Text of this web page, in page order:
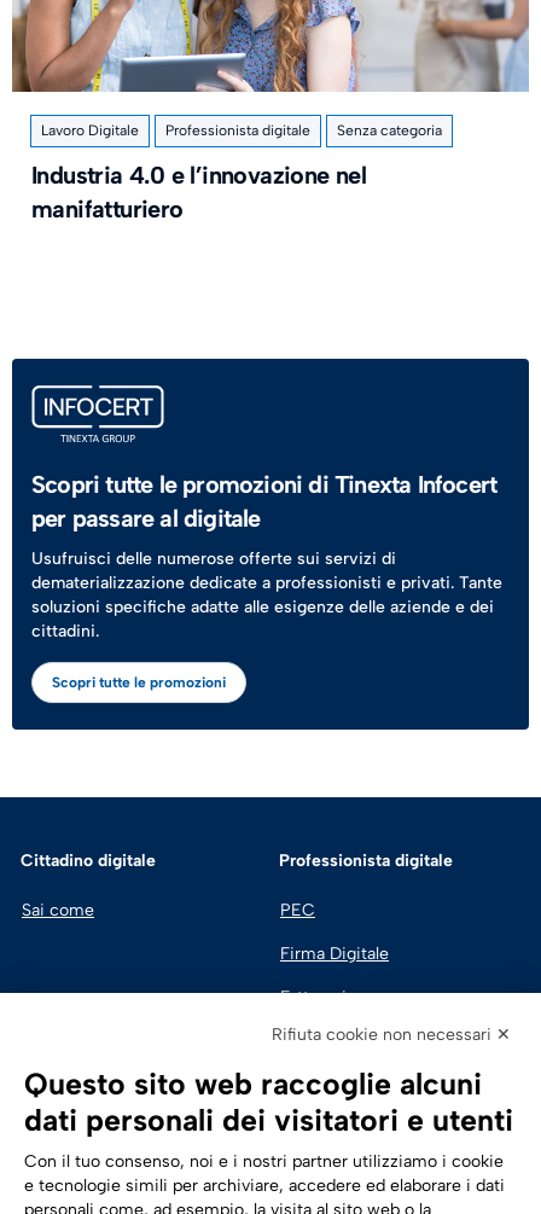
Lavoro Digitale Professionista digitale Senza categoria
Industria 4.0 e l’innovazione nel
manifatturiero
Scopri tutte le promozioni di Tinexta Infocert
per passare al digitale
Usufruisci delle numerose offerte sui servizi di
dematerializzazione dedicate a professionisti e privati. Tante
soluzioni specifiche adatte alle esigenze delle aziende e dei
cittadini.
Scopri tutte le promozioni
Cittadino digitale
Sai come
Professionista digitale
PEC
Firma Digitale
Fatturazione
Sicurezza Digitale
Cloud
Rifiuta cookie non necessari ✕
Questo sito web raccoglie alcuni
dati personali dei visitatori e utenti
Con il tuo consenso, noi e i nostri partner utilizziamo i cookie
e tecnologie simili per archiviare, accedere ed elaborare i dati
personali come, ad esempio, la visita al sito web o la